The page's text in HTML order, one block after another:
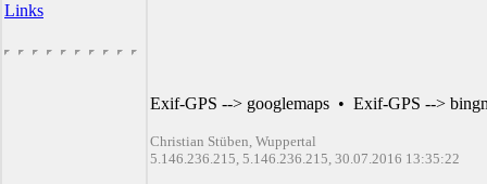
Links
Exif-GPS --> googlemaps • Exif-GPS -->
Christian Stüben, Wuppertal
5.146.236.215, 5.146.236.215, 30.07.2016 13:35:22